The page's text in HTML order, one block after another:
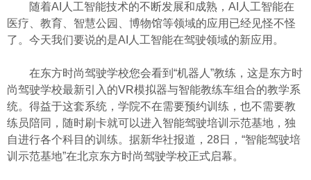
随着AI人工智能技术的不断发展和成熟，AI人工智能在
医疗、教育、智慧公园、博物馆等领域的应用已经见怪不怪
了。今天我们要说的是AI人工智能在驾驶领域的新应用。
在东方时尚驾驶学校您会看到“机器人”教练，这是东方时
尚驾驶学校最新引入的VR模拟器与智能教练车组合的教学系
统。得益于这套系统，学院不在需要预约训练，也不需要教
练员陪同，随时刷卡就可以进入智能驾驶培训示范基地，独
自进行各个科目的训练。据新华社报道，28日，“智能驾驶培
训示范基地”在北京东方时尚驾驶学校正式启幕。